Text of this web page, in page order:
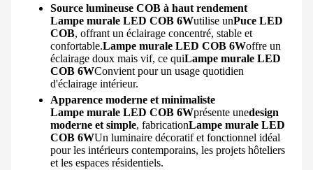
Source lumineuse COB à haut rendement
Lampe murale LED COB 6Wutilise unPuce LED
COB, offrant un éclairage concentré, stable et
confortable.Lampe murale LED COB 6Woffre un
éclairage doux mais vif, ce quiLampe murale LED
COB 6WConvient pour un usage quotidien
d'éclairage intérieur.
Apparence moderne et minimaliste
Lampe murale LED COB 6Wprésente unedesign
moderne et simple, fabricationLampe murale LED
COB 6WUn luminaire décoratif et fonctionnel idéal
pour les intérieurs contemporains, les projets hôteliers
et les espaces résidentiels.